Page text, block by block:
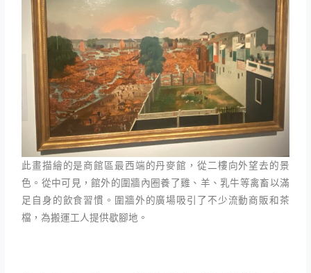
此畫描繪的是商館區最西端的丹麥館，從二樓向外望去的景
色。從中可見，館外的圍牆內圈養了雞、羊、乳牛等禽畜以滿
足自身的飲食習慣。圍牆外的廣場吸引了不少流動商販和茶
檔，為搬運工人提供歇腳地。